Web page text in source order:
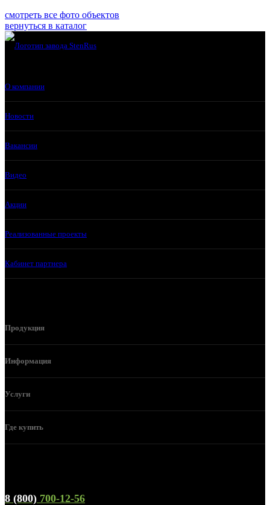
смотреть все фото объектов
вернуться в каталог
О компании
Новости
Вакансии
Видео
Акции
Реализованные проекты
Кабинет партнера
Продукция
Информация
Услуги
Где купить
8 (800) 700-12-56